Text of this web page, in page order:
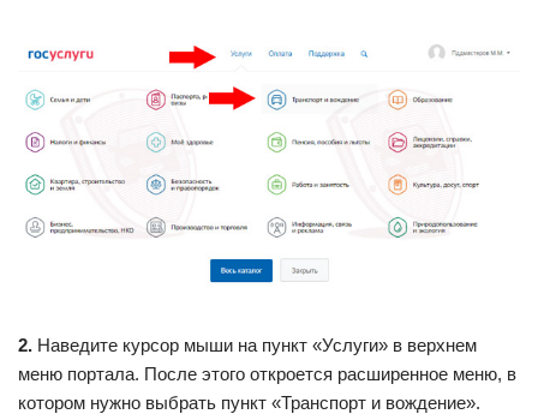
2. Наведите курсор мыши на пункт «Услуги» в верхнем
меню портала. После этого откроется расширенное меню, в
котором нужно выбрать пункт «Транспорт и вождение».